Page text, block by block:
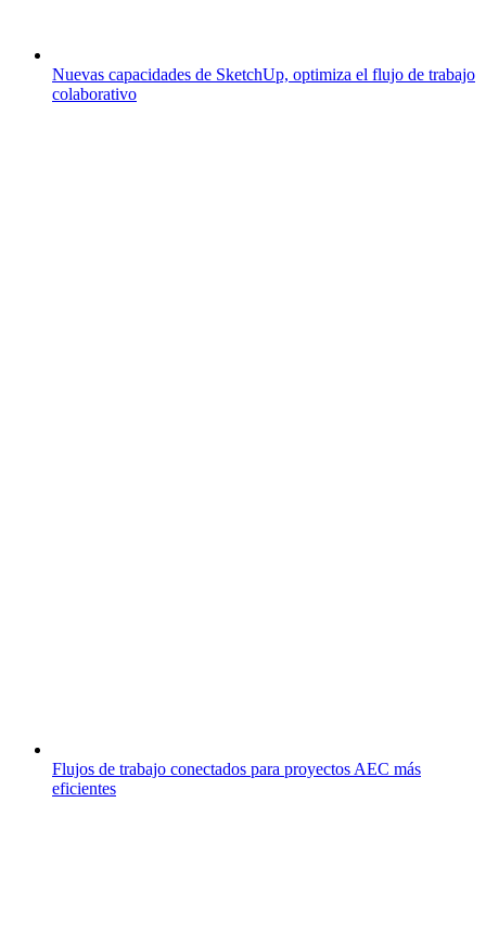
Nuevas capacidades de SketchUp, optimiza el flujo de trabajo
colaborativo
Flujos de trabajo conectados para proyectos AEC más
eficientes